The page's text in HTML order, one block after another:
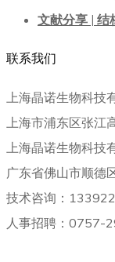
文献分享 | 结
联系我们
上海晶诺生物科技
上海市浦东区张
上海晶诺生物科技
广东省佛山市顺德
技术咨询：
人事招聘：0757-